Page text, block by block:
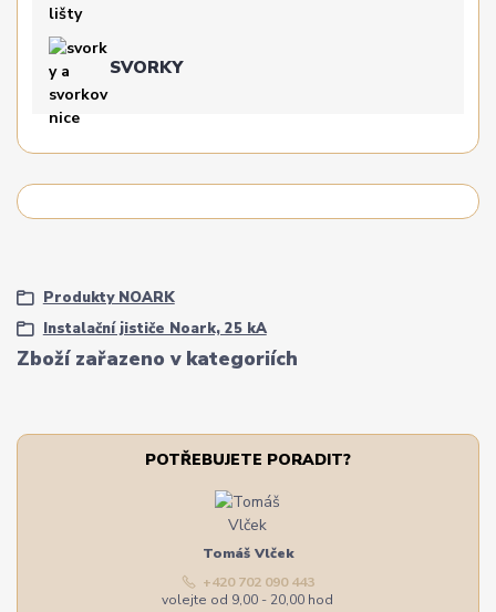
SVORKY
Zboží zařazeno v kategoriích
Produkty NOARK
Instalační jističe Noark, 25 kA
POTŘEBUJETE PORADIT?
Tomáš Vlček
+420 702 090 443
volejte od 9,00 - 20,00 hod